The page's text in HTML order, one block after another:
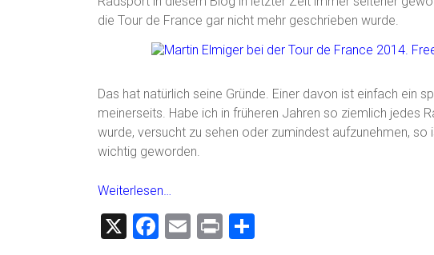
die Tour de France gar nicht mehr geschrieben wurde.
Das hat natürlich seine Gründe. Einer davon ist einfach ein
meinerseits. Habe ich in früheren Jahren so ziemlich jedes
wurde, versucht zu sehen oder zumindest aufzunehmen,
wichtig geworden.
Weiterlesen…
X
F
E
Pr